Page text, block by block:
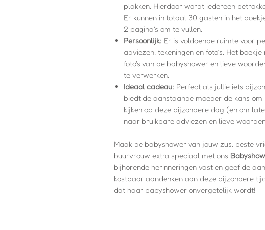
plakken. Hierdoor wordt iedereen
Er kunnen in totaal 30 gasten in het
2 pagina's om te vullen.
Persoonlijk: Er is voldoende ruimte voor
adviezen, tekeningen en foto’s. Het
foto's van de babyshower en lieve
te verwerken.
Ideaal cadeau: Perfect als jullie iets
biedt de aanstaande moeder de kans
kijken op deze bijzondere dag (en om
naar bruikbare adviezen en lieve
Maak de babyshower van jouw zus, beste
buurvrouw extra speciaal met ons
bijhorende herinneringen vast en geef de
kostbaar aandenken aan deze bijzondere
dat haar babyshower onvergetelijk wordt!